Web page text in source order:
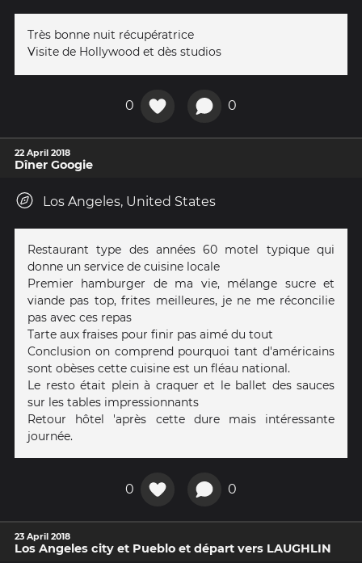
Très bonne nuit récupératrice
Visite de Hollywood et dès studios
0 0
22 April 2018
Dîner Googie
Los Angeles, United States
Restaurant type des années 60 motel typique qui
donne un service de cuisine locale
Premier hamburger de ma vie, mélange sucre et
viande pas top, frites meilleures, je ne me réconcilie
pas avec ces repas
Tarte aux fraises pour finir pas aimé du tout
Conclusion on comprend pourquoi tant d'américains
sont obèses cette cuisine est un fléau national.
Le resto était plein à craquer et le ballet des sauces
sur les tables impressionnants
Retour hôtel 'après cette dure mais intéressante
journée.
0 0
23 April 2018
Los Angeles city et Pueblo et départ vers LAUGHLIN